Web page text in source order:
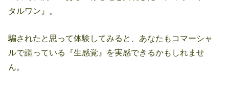
タルワン』。
騙されたと思って体験してみると、あなたもコマーシャ
ルで謳っている『生感覚』を実感できるかもしれませ
ん。